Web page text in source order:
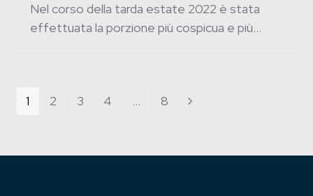
Nel corso della tarda estate 2022 è stata
effettuata la porzione più cospicua e più…
Page
1 Page
2 Page
3 Page
4 … Page
8